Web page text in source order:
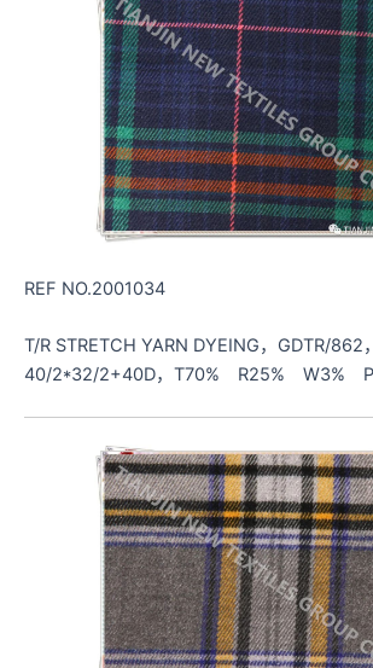
REF NO.2001034
T/R STRETCH YARN DYEING，GDTR/862，
40/2*32/2+40D，T70% R25% W3%